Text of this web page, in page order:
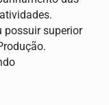
possuir superior